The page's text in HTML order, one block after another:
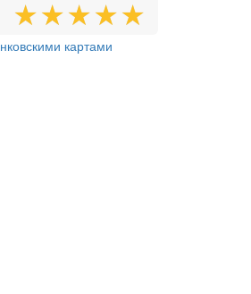
★
★★
★★
★★
★★
★